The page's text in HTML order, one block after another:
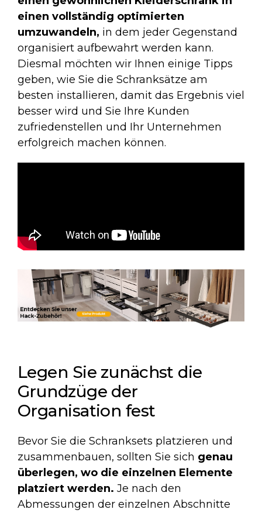
einen vollständig optimierten
umzuwandeln, in dem jeder Gegenstand
organisiert aufbewahrt werden kann.
Diesmal möchten wir Ihnen einige Tipps
geben, wie Sie die Schranksätze am
besten installieren, damit das Ergebnis viel
besser wird und Sie Ihre Kunden
zufriedenstellen und Ihr Unternehmen
erfolgreich machen können.
Legen Sie zunächst die
Grundzüge der
Organisation fest
Bevor Sie die Schranksets platzieren und
zusammenbauen, sollten Sie sich genau
überlegen, wo die einzelnen Elemente
platziert werden. Je nach den
Abmessungen der einzelnen Abschnitte